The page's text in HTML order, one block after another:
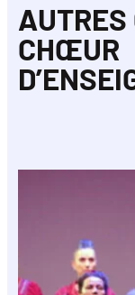
AUTRES
CHŒUR